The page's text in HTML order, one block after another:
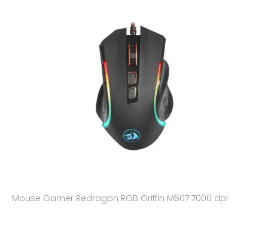
Mouse Gamer Redragon RGB Griffin M607 7000 dpi